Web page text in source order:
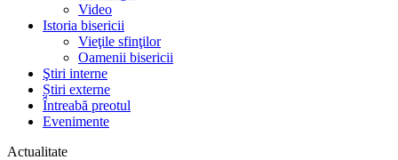
Video
Istoria bisericii
Vieţile sfinţilor
Oamenii bisericii
Ştiri interne
Știri externe
Întreabă preotul
Evenimente
Actualitate